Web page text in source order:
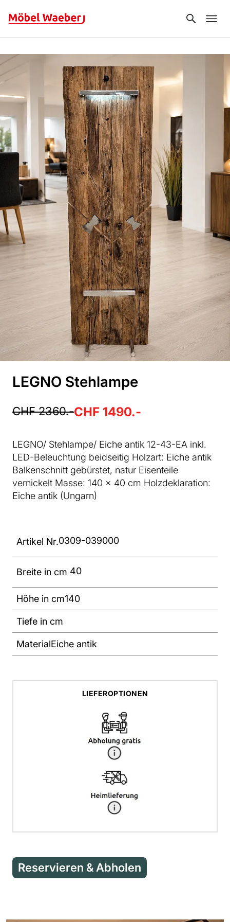
LEGNO Stehlampe
CHF 2360.-CHF 1490.-
LEGNO/ Stehlampe/ Eiche antik 12-43-EA inkl.
LED-Beleuchtung beidseitig Holzart: Eiche antik
Balkenschnitt gebürstet, natur Eisenteile
vernickelt Masse: 140 x 40 cm Holzdeklaration:
Eiche antik (Ungarn)
Artikel Nr.0309-039000
Breite in cm 40
Höhe in cm140
Tiefe in cm
MaterialEiche antik
LIEFEROPTIONEN
Reservieren & Abholen